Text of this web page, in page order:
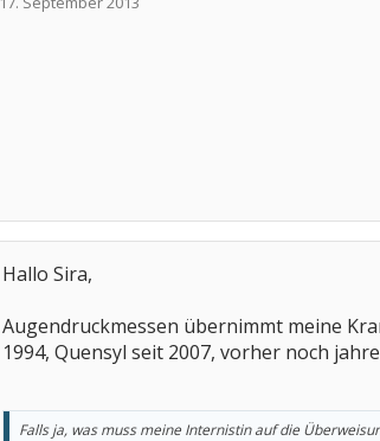
Hallo Sira,
Augendruckmessen übernimmt meine
1994, Quensyl seit 2007, vorher noch
Falls ja, was muss meine Internistin auf die